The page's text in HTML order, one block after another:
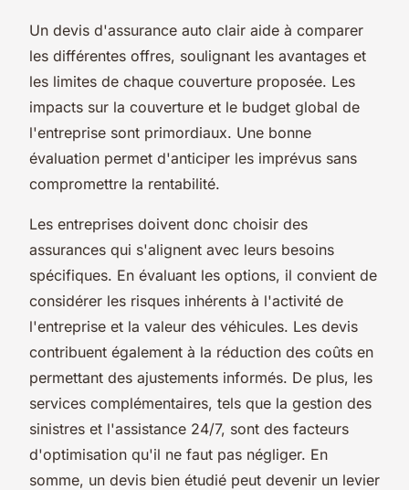
Un devis d'assurance auto clair aide à comparer
les différentes offres, soulignant les avantages et
les limites de chaque couverture proposée. Les
impacts sur la couverture et le budget global de
l'entreprise sont primordiaux. Une bonne
évaluation permet d'anticiper les imprévus sans
compromettre la rentabilité.
Les entreprises doivent donc choisir des
assurances qui s'alignent avec leurs besoins
spécifiques. En évaluant les options, il convient de
considérer les risques inhérents à l'activité de
l'entreprise et la valeur des véhicules. Les devis
contribuent également à la réduction des coûts en
permettant des ajustements informés. De plus, les
services complémentaires, tels que la gestion des
sinistres et l'assistance 24/7, sont des facteurs
d'optimisation qu'il ne faut pas négliger. En
somme, un devis bien étudié peut devenir un levier